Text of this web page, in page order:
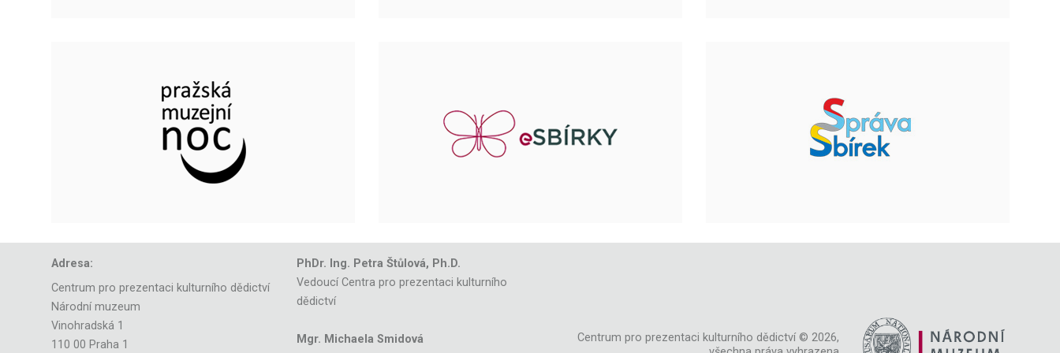
Adresa:
Centrum pro prezentaci kulturního dědictví
Národní muzeum
Vinohradská 1
110 00 Praha 1
PhDr. Ing. Petra Štůlová, Ph.D.
Vedoucí Centra pro prezentaci kulturního
dědictví
Mgr. Michaela Smidová
Centrum pro prezentaci kulturního dědictví © 2026,